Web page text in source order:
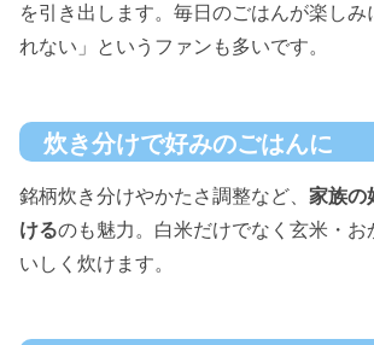
を引き出します。毎日のごはんが楽しみ
れない」というファンも多いです。
炊き分けで好みのごはんに
銘柄炊き分けやかたさ調整など、 家族の
けるのも魅力。白米だけでなく玄米・お
いしく炊けます。